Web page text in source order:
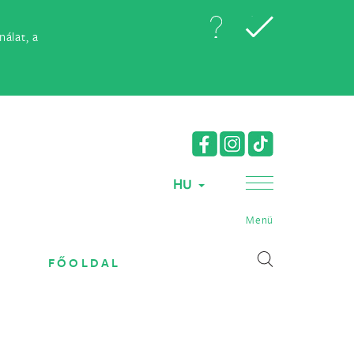
a
HU
Menü
FŐOLDAL